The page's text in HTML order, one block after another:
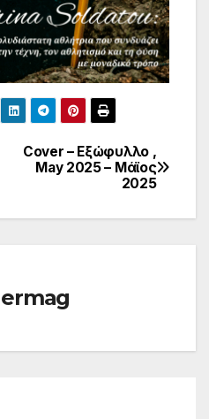
Cover – Εξώφυλλο ,
May 2025 – Μάϊος
2025
ermag